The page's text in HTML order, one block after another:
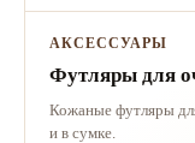
АКСЕССУАРЫ
Футляры для
Кожаные футляры
и в сумке.